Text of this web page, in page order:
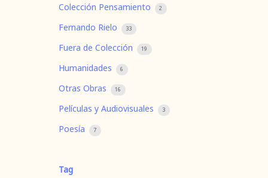
Colección Pensamiento 2
Fernando Rielo 33
Fuera de Colección 19
Humanidades 6
Otras Obras 16
Películas y Audiovisuales 3
Poesía 7
Tag